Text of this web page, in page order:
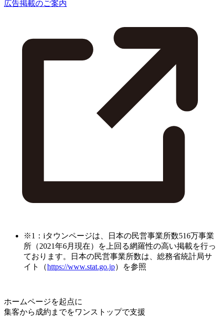
広告掲載のご案内
※1：iタウンページは、日本の民営事業所数516万事業
所（2021年6月現在）を上回る網羅性の高い掲載を行っ
ております。日本の民営事業所数は、総務省統計局サ
イト（https://www.stat.go.jp）を参照
ホームページを起点に
集客から成約までをワンストップで支援